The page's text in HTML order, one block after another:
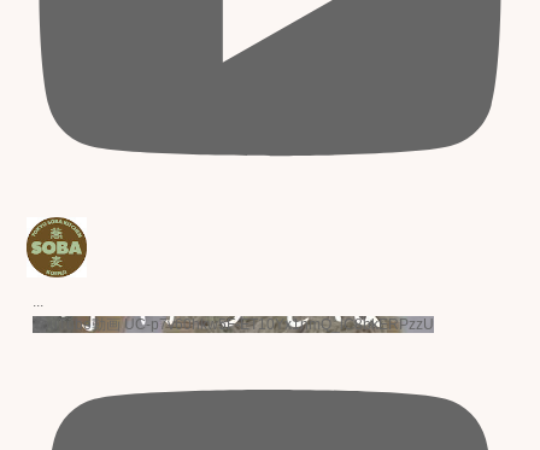
...
YouTube動画 UC-p7v60hkw5F-ET10Yx1nmQ_lC8bkERPzzU